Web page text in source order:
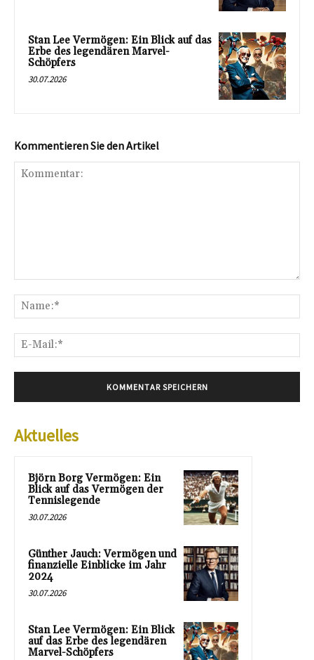
Stan Lee Vermögen: Ein Blick auf das
Erbe des legendären Marvel-
Schöpfers
30.07.2026
Kommentieren Sie den Artikel
Aktuelles
Björn Borg Vermögen: Ein
Blick auf das Vermögen der
Tennislegende
30.07.2026
Günther Jauch: Vermögen und
finanzielle Einblicke im Jahr
2024
30.07.2026
Stan Lee Vermögen: Ein Blick
auf das Erbe des legendären
Marvel-Schöpfers